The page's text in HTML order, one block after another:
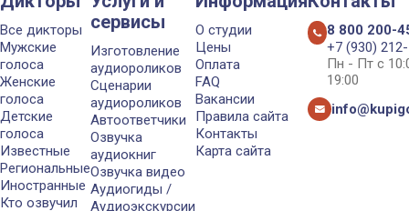
Все дикторы
Мужские
голоса
Женские
голоса
Детские
голоса
Известные
Региональные
Иностранные
Кто озвучил
сервисы
Изготовление
аудиороликов
Сценарии
аудиороликов
Автоответчики
Озвучка
аудиокниг
Озвучка видео
Аудиогиды /
Аудиоэкскурсии
О студии
Цены
Оплата
FAQ
Вакансии
Правила сайта
Контакты
Карта сайта
8 800 200-
+7 (930)
Пн - Пт с
19:00